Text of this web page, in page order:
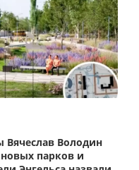
Вячеслав Володин
парков и